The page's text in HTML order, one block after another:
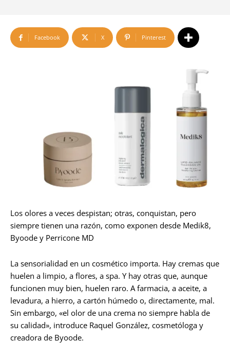
Facebook X Pinterest
Los olores a veces despistan; otras, conquistan, pero
siempre tienen una razón, como exponen desde Medik8,
Byoode y Perricone MD
La sensorialidad en un cosmético importa. Hay cremas que
huelen a limpio, a flores, a spa. Y hay otras que, aunque
funcionen muy bien, huelen raro. A farmacia, a aceite, a
levadura, a hierro, a cartón húmedo o, directamente, mal.
Sin embargo, «el olor de una crema no siempre habla de
su calidad», introduce Raquel González, cosmetóloga y
creadora de Byoode.